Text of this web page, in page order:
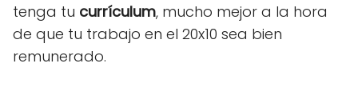
tenga tu currículum, mucho mejor a la hora
de que tu trabajo en el 20x10 sea bien
remunerado.